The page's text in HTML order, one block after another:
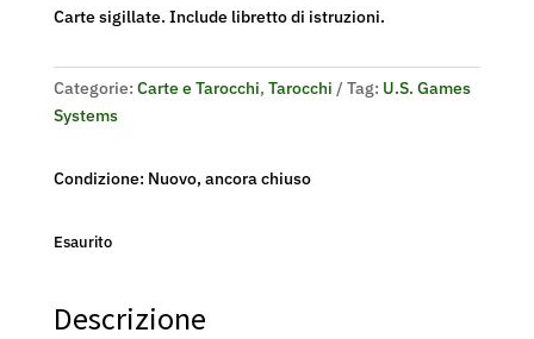
Carte sigillate. Include libretto di istruzioni.
Categorie: Carte e Tarocchi, Tarocchi Tag: U.S. Games
Systems
Condizione: Nuovo, ancora chiuso
Esaurito
Descrizione